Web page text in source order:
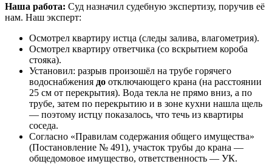
Наша работа: Суд назначил судебную экспертизу, поручив её
нам. Наш эксперт:
Осмотрел квартиру истца (следы залива, влагометрия).
Осмотрел квартиру ответчика (со вскрытием короба
стояка).
Установил: разрыв произошёл на трубе горячего
водоснабжения до отключающего крана (на расстоянии
25 см от перекрытия). Вода текла не прямо вниз, а по
трубе, затем по перекрытию и в зоне кухни нашла щель
— поэтому истцу показалось, что течь из квартиры
соседа.
Согласно «Правилам содержания общего имущества»
(Постановление № 491), участок трубы до крана —
общедомовое имущество, ответственность — УК.